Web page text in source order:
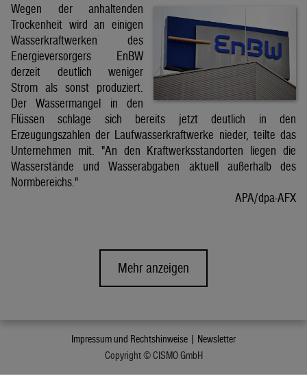
Wegen der anhaltenden
Trockenheit wird an einigen
Wasserkraftwerken des
Energieversorgers EnBW
derzeit deutlich weniger
Strom als sonst produziert.
Der Wassermangel in den
Flüssen schlage sich bereits jetzt deutlich in den
Erzeugungszahlen der Laufwasserkraftwerke nieder, teilte das
Unternehmen mit. "An den Kraftwerksstandorten liegen die
Wasserstände und Wasserabgaben aktuell außerhalb des
Normbereichs."
APA/dpa-AFX
Mehr anzeigen
Impressum und Rechtshinweise | Newsletter
Copyright © CISMO GmbH